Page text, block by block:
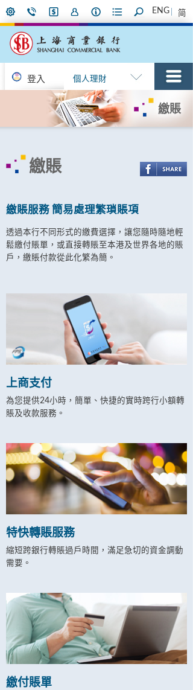
ENG 简
登入 個人理財
繳賬
繳賬
繳賬服務 簡易處理繁瑣賬項
透過本行不同形式的繳費選擇，讓您隨時隨地輕
鬆繳付賬單，或直接轉賬至本港及世界各地的賬
戶，繳賬付款從此化繁為簡。
上商支付
為您提供24小時，簡單、快捷的實時跨行小額轉
賬及收款服務。
特快轉賬服務
縮短跨銀行轉賬過戶時間，滿足急切的資金調動
需要。
繳付賬單